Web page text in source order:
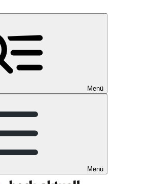
Menü
Menü